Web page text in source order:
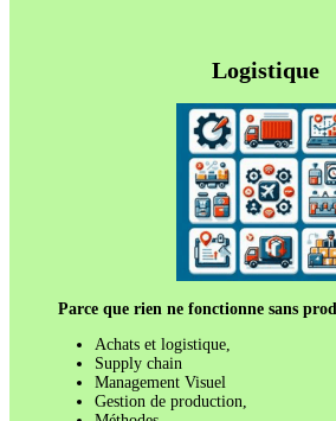
Logistique
Parce que rien ne fonctionne sans
Achats et logistique,
Supply chain
Management Visuel
Gestion de production,